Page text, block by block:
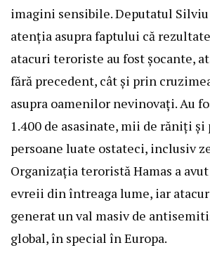
imagini sensibile. Deputatul Silviu
atenția asupra faptului că
atacuri teroriste au fost șocante,
fără precedent, cât și prin
asupra oamenilor nevinovați. Au
1.400 de asasinate, mii de răniți și
persoane luate ostateci, inclusiv
Organizația teroristă Hamas a
evreii din întreaga lume, iar
generat un val masiv de
global, în special în Europa.